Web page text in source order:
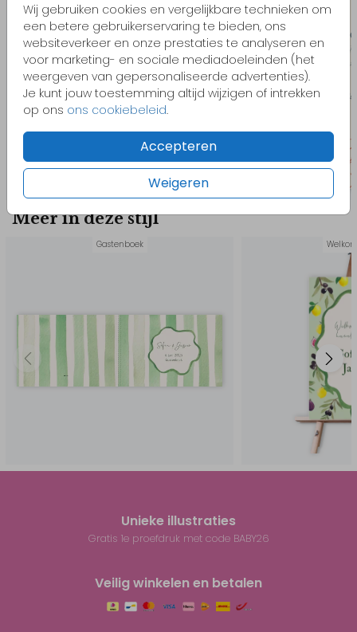
Wij gebruiken cookies en vergelijkbare technieken om
een betere gebruikerservaring te bieden, ons
websiteverkeer en onze prestaties te analyseren en
voor marketing- en sociale mediadoeleinden (het
weergeven van gepersonaliseerde advertenties).
Je kunt jouw toestemming altijd wijzigen of intrekken
op ons ons cookiebeleid.
Accepteren
Weigeren
Meer in deze stijl
Gastenboek
Unieke illustraties
Gratis 1e proefdruk met code BABY26
Veilig winkelen en betalen